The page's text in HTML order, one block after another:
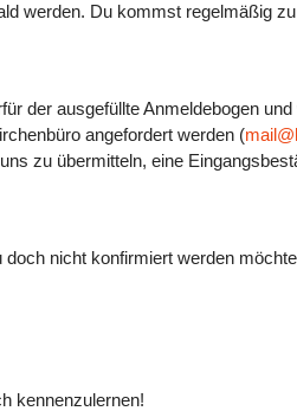
werden. Du kommst regelmäßig
der ausgefüllte Anmeldebogen
angefordert werden (
zu übermitteln, eine
nicht konfirmiert werden
kennenzulernen!